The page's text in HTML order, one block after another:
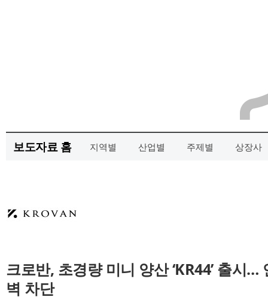
보도자료 홈 지역별 산업별 주제별 상장사
크로반, 초경량 미니 양산 ‘KR44’ 출시
벽 차단